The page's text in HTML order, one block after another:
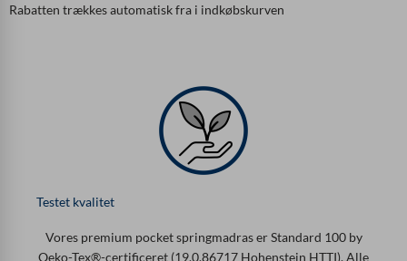
e
9
a
Rabatten trækkes automatisk fra i indkøbskurven
Testet kvalitet
Vores premium pocket springmadras er Standard 100 by
Oeko-Tex®-certificeret (19.0.86717 Hohenstein HTTI). Alle